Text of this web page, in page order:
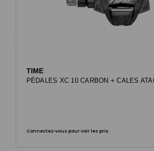
TIME
PÉDALES XC 10 CARBON + CALES
Connectez-vous pour voir les prix.